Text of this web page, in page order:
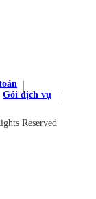
Gói dịch vụ
Reserved